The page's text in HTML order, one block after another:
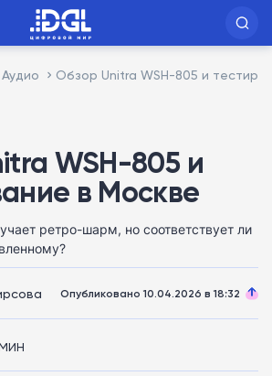
Аудио Обзор Unitra WSH-805 и
WSH-805 и
в Москве
ретро-шарм, но соответствует ли
Опубликовано 10.04.2026 в 18:32